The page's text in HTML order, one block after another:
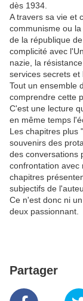
dès 1934.
A travers sa vie et
communisme ou
de la république
complicité avec
nazie, la
services secrets et
Tout un ensemble
comprendre cette
C'est une lecture
en même temps
Les chapitres plus
souvenirs des
des conversations
confrontation avec
chapitres
subjectifs de
Ce n'est donc ni
deux passionnant.
Partager